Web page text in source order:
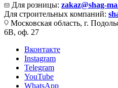
Для розницы: zakaz@shag-
Для строительных компаний:
Московская область, г.
6В, оф. 27
Вконтакте
Instagram
Telegram
YouTube
WhatsApp